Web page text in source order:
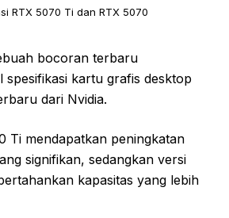
RTX 5070 Ti dan RTX 5070
bocoran terbaru
spesifikasi kartu grafis desktop
dari Nvidia.
Ti mendapatkan peningkatan
signifikan, sedangkan versi
kapasitas yang lebih